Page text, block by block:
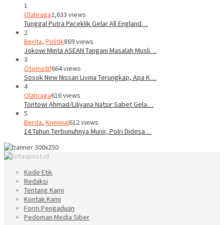
1
Olahraga2,633 views
Tunggal Putra Paceklik Gelar All England…
2
Berita, Politik869 views
Jokowi Minta ASEAN Tangani Masalah Musli…
3
Otomotif664 views
Sosok New Nissan Livina Terungkap, Apa K…
4
Olahraga616 views
Tontowi Ahmad/Liliyana Natsir Sabet Gela…
5
Berita, Kriminal612 views
14 Tahun Terbunuhnya Munir, Polri Didesa…
Kode Etik
Redaksi
Tentang Kami
Kontak Kami
Form Pengaduan
Pedoman Media Siber